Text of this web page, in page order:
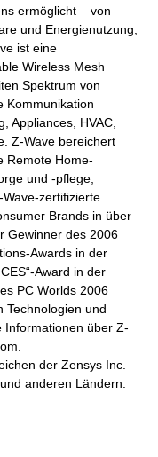
ermöglicht – von
und Energienutzung,
ist eine
Wireless Mesh
Spektrum von
Kommunikation
Appliances, HVAC,
Z-Wave bereichert
Remote Home-
und -pflege,
zertifizierte
Brands in über
Gewinner des 2006
Awards in der
Award in der
PC Worlds 2006
Technologien und
Informationen über Z-
der Zensys Inc.
anderen Ländern.